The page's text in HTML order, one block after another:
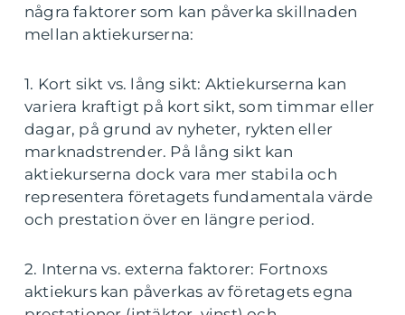
några faktorer som kan påverka skillnaden
mellan aktiekurserna:
1. Kort sikt vs. lång sikt: Aktiekurserna kan
variera kraftigt på kort sikt, som timmar eller
dagar, på grund av nyheter, rykten eller
marknadstrender. På lång sikt kan
aktiekurserna dock vara mer stabila och
representera företagets fundamentala värde
och prestation över en längre period.
2. Interna vs. externa faktorer: Fortnoxs
aktiekurs kan påverkas av företagets egna